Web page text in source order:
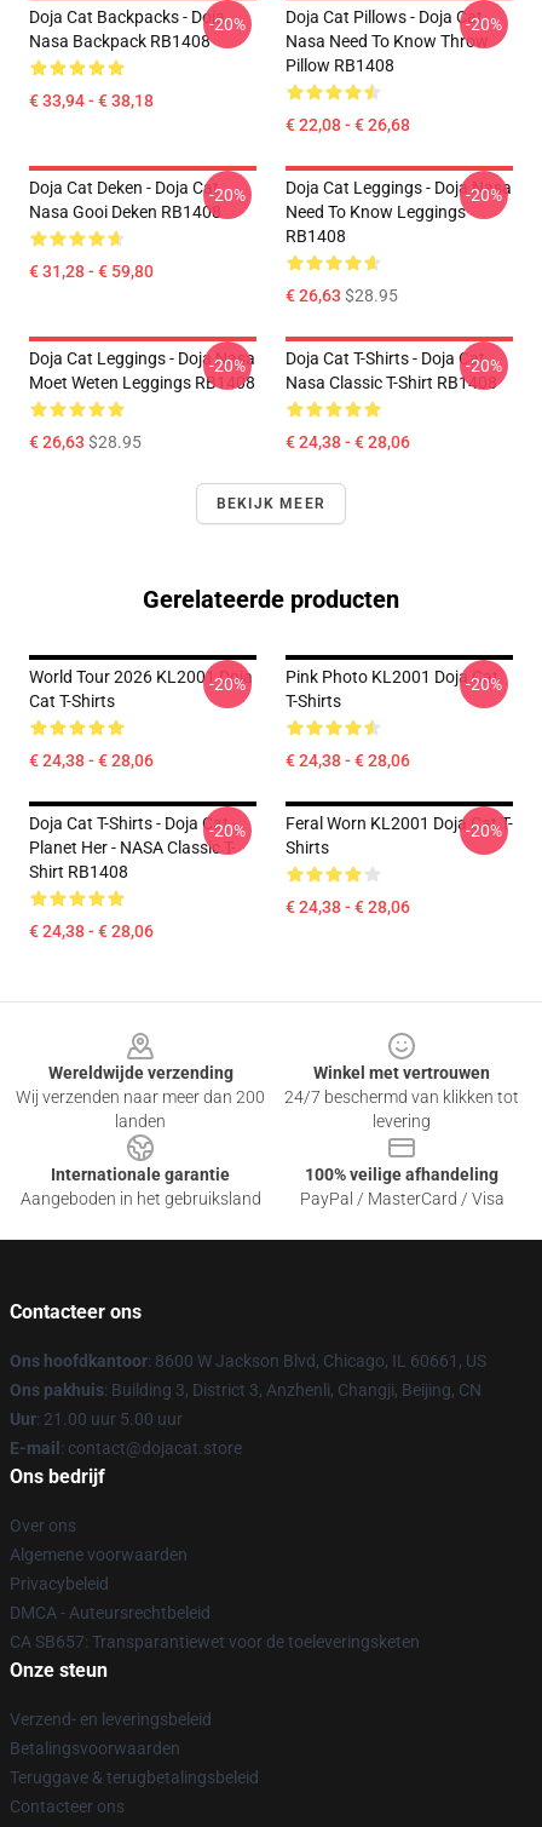
Doja Cat Backpacks - Doja
Nasa Backpack RB1408
€ 33,94 - € 38,18
-20%
Doja Cat Pillows - Doja Cat
Nasa Need To Know Throw
Pillow RB1408
€ 22,08 - € 26,68
-20%
Doja Cat Deken - Doja Cat
Nasa Gooi Deken RB1408
€ 31,28 - € 59,80
-20%
Doja Cat Leggings - Doja Nasa
Need To Know Leggings
RB1408
€ 26,63 $28.95
-20%
Doja Cat Leggings - Doja Nasa
Moet Weten Leggings RB1408
€ 26,63 $28.95
-20%
Doja Cat T-Shirts - Doja Cat
Nasa Classic T-Shirt RB1408
€ 24,38 - € 28,06
-20%
BEKIJK MEER
Gerelateerde producten
World Tour 2026 KL2001 Doja
Cat T-Shirts
€ 24,38 - € 28,06
-20%
Pink Photo KL2001 Doja Cat
T-Shirts
€ 24,38 - € 28,06
-20%
Doja Cat T-Shirts - Doja Cat -
Planet Her - NASA Classic T-
Shirt RB1408
€ 24,38 - € 28,06
-20%
Feral Worn KL2001 Doja Cat T-
Shirts
€ 24,38 - € 28,06
-20%
Wereldwijde verzending
Wij verzenden naar meer dan 200
landen
Winkel met vertrouwen
24/7 beschermd van klikken tot
levering
Internationale garantie
Aangeboden in het gebruiksland
100% veilige afhandeling
PayPal / MasterCard / Visa
Contacteer ons
Ons hoofdkantoor: 8600 W Jackson Blvd, Chicago, IL 60661, US
Ons pakhuis: Building 3, District 3, Anzhenli, Changji, Beijing, CN
Uur: 21.00 uur 5.00 uur
E-mail : contact@dojacat.store
Ons bedrijf
Over ons
Algemene voorwaarden
Privacybeleid
DMCA - Auteursrechtbeleid
CA SB657: Transparantiewet voor de toeleveringsketen
Onze steun
Verzend- en leveringsbeleid
Betalingsvoorwaarden
Teruggave & terugbetalingsbeleid
Contacteer ons